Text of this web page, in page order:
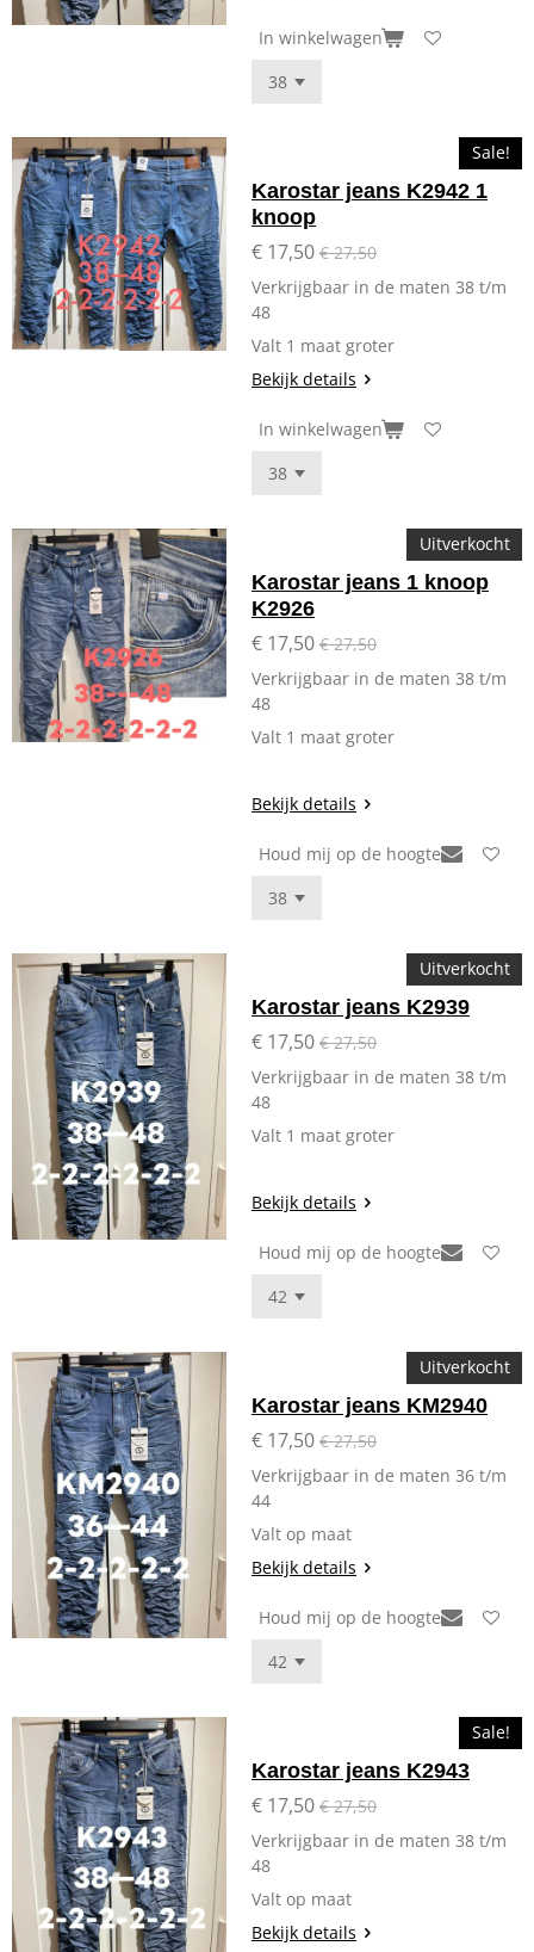
In winkelwagen
Sale!
Karostar jeans K2942 1
knoop
€ 17,50 € 27,50
Verkrijgbaar in de maten 38 t/m
48
Valt 1 maat groter
Bekijk details
In winkelwagen
Uitverkocht
Karostar jeans 1 knoop
K2926
€ 17,50 € 27,50
Verkrijgbaar in de maten 38 t/m
48
Valt 1 maat groter
Bekijk details
Houd mij op de hoogte
Uitverkocht
Karostar jeans K2939
€ 17,50 € 27,50
Verkrijgbaar in de maten 38 t/m
48
Valt 1 maat groter
Bekijk details
Houd mij op de hoogte
Uitverkocht
Karostar jeans KM2940
€ 17,50 € 27,50
Verkrijgbaar in de maten 36 t/m
44
Valt op maat
Bekijk details
Houd mij op de hoogte
Sale!
Karostar jeans K2943
€ 17,50 € 27,50
Verkrijgbaar in de maten 38 t/m
48
Valt op maat
Bekijk details